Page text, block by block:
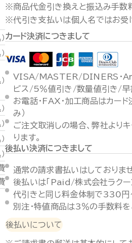
※商品代金引き換えと振込み手数
※代引き支払いは個人名ではお受
カード決済につきまして
VISA/MASTER/DINERS・
ビス/5％値引き/数量値引き/早
お電話・FAX・加工商品はカー
み）
ご注文取消しの場合、弊社より
ります。
後払い決済につきまして
通常の請求書払いはしておりませ
後払いは「Paid/株式会社ラクー
代引きと同じ料金体制で330円
別注・特値商品は3％の手数料を
後払いについて